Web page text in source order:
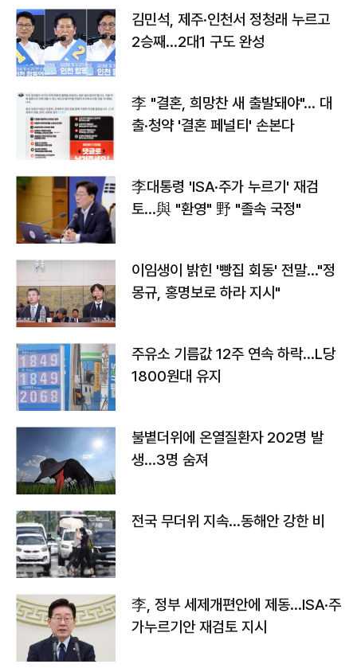
김민석, 제주·인천서 정청래 누르고
2승째…2대1 구도 완성
李 "결혼, 희망찬 새 출발돼야"… 대
출·청약 '결혼 페널티' 손본다
李대통령 'ISA·주가 누르기' 재검
토…與 "환영" 野 "졸속 국정"
이임생이 밝힌 '빵집 회동' 전말…"정
몽규, 홍명보로 하라 지시"
주유소 기름값 12주 연속 하락…L당
1800원대 유지
불볕더위에 온열질환자 202명 발
생…3명 숨져
전국 무더위 지속…동해안 강한 비
李, 정부 세제개편안에 제동…ISA·주
가누르기안 재검토 지시